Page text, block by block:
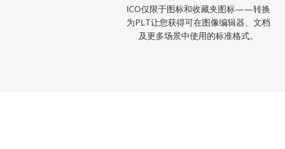
ICO仅限于图标和收藏夹图标——转换
为PLT让您获得可在图像编辑器、文档
及更多场景中使用的标准格式。